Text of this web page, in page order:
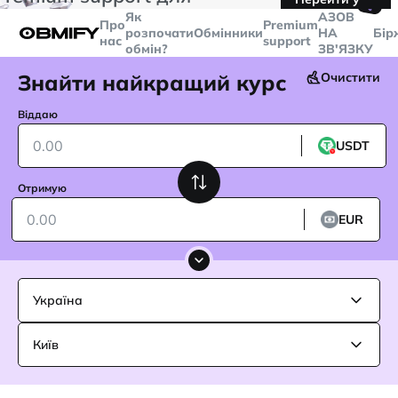
більше
Telegram
Про
нас
Як
розпочати
обмін?
ОбмінникиPremium
support
🤙
AЗОВ
НА
ЗВ'ЯЗКУ
Знайти найкращий курс Очистити
Віддаю
USDT
Отримую
EUR
Україна
Київ